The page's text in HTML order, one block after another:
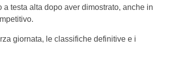
testa alta dopo aver dimostrato, anche in
giornata, le classifiche definitive e i